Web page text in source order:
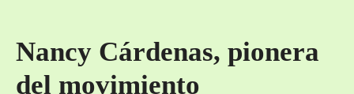
Nancy Cárdenas, pionera
del movimiento